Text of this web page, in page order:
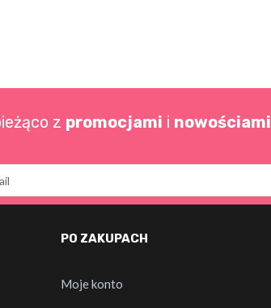
z promocjami i nowościami
PO ZAKUPACH
Moje konto